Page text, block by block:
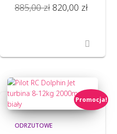
885,00zł Pierwotna
820,00 złAktualna
Promocja!
ODRZUTOWE